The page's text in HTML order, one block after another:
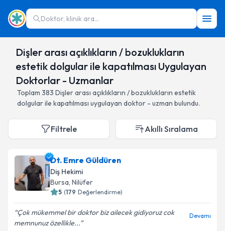
Doktor, klinik ara...
Dişler arası açıklıkların / bozuklukların
estetik dolgular ile kapatılması Uygulayan
Doktorlar - Uzmanlar
Toplam 383 Dişler arası açıklıkların / bozuklukların estetik
dolgular ile kapatılması uygulayan doktor - uzman bulundu.
Filtrele Akıllı Sıralama
Dt. Emre Güldüren
Diş Hekimi
Bursa, Nilüfer
5 (179 Değerlendirme)
Çok mükemmel bir doktor biz ailecek gidiyoruz cok
memnunuz özellikle...
Devamı